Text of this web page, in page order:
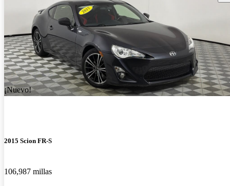
¡Nuevo!
2015 Scion FR-S
106,987 millas